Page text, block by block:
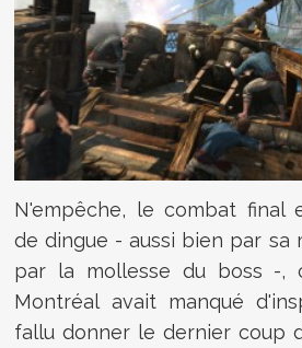
N'empêche, le combat final
de dingue - aussi bien par sa
par la mollesse du boss -,
Montréal avait manqué
fallu donner le dernier coup